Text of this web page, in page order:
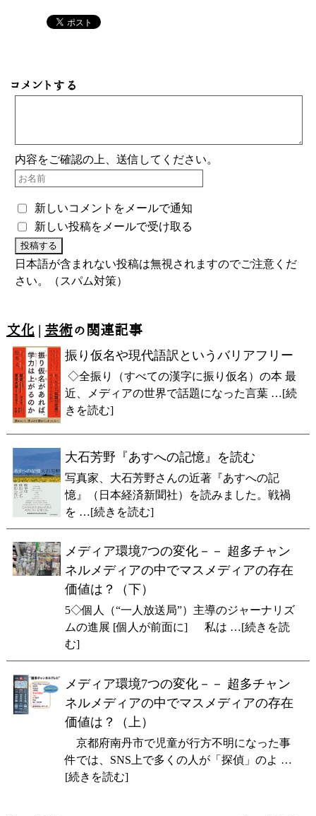
コメントする
内容をご確認の上、送信してください。
新しいコメントをメールで通知
新しい投稿をメールで受け取る
日本語が含まれない投稿は無視されますのでご注意くだ
さい。（スパム対策）
文化 | 芸術の関連記事
振り仮名や現代語訳というバリアフリー
◇全振り（すべての漢字に振り仮名）の本 最
近、メディアの世界で話題になった言葉 …[続
きを読む]
大石芳野『あすへの記憶』を読む
写真家、大石芳野さんの近著『あすへの記
憶』（日本経済新聞社）を読みました。戦禍
を …[続きを読む]
メディア環境7つの変化－－ 超多チャン
ネルメディアの中でマスメディアの存在
価値は？（下）
5◇個人（“一人放送局”）主導のジャーナリズ
ムの進展 [個人が前面に] 私は …[続きを読
む]
メディア環境7つの変化－－ 超多チャン
ネルメディアの中でマスメディアの存在
価値は？（上）
京都府南丹市で児童が行方不明になった事
件では、SNS上で多くの人が「探偵」のよ …
[続きを読む]